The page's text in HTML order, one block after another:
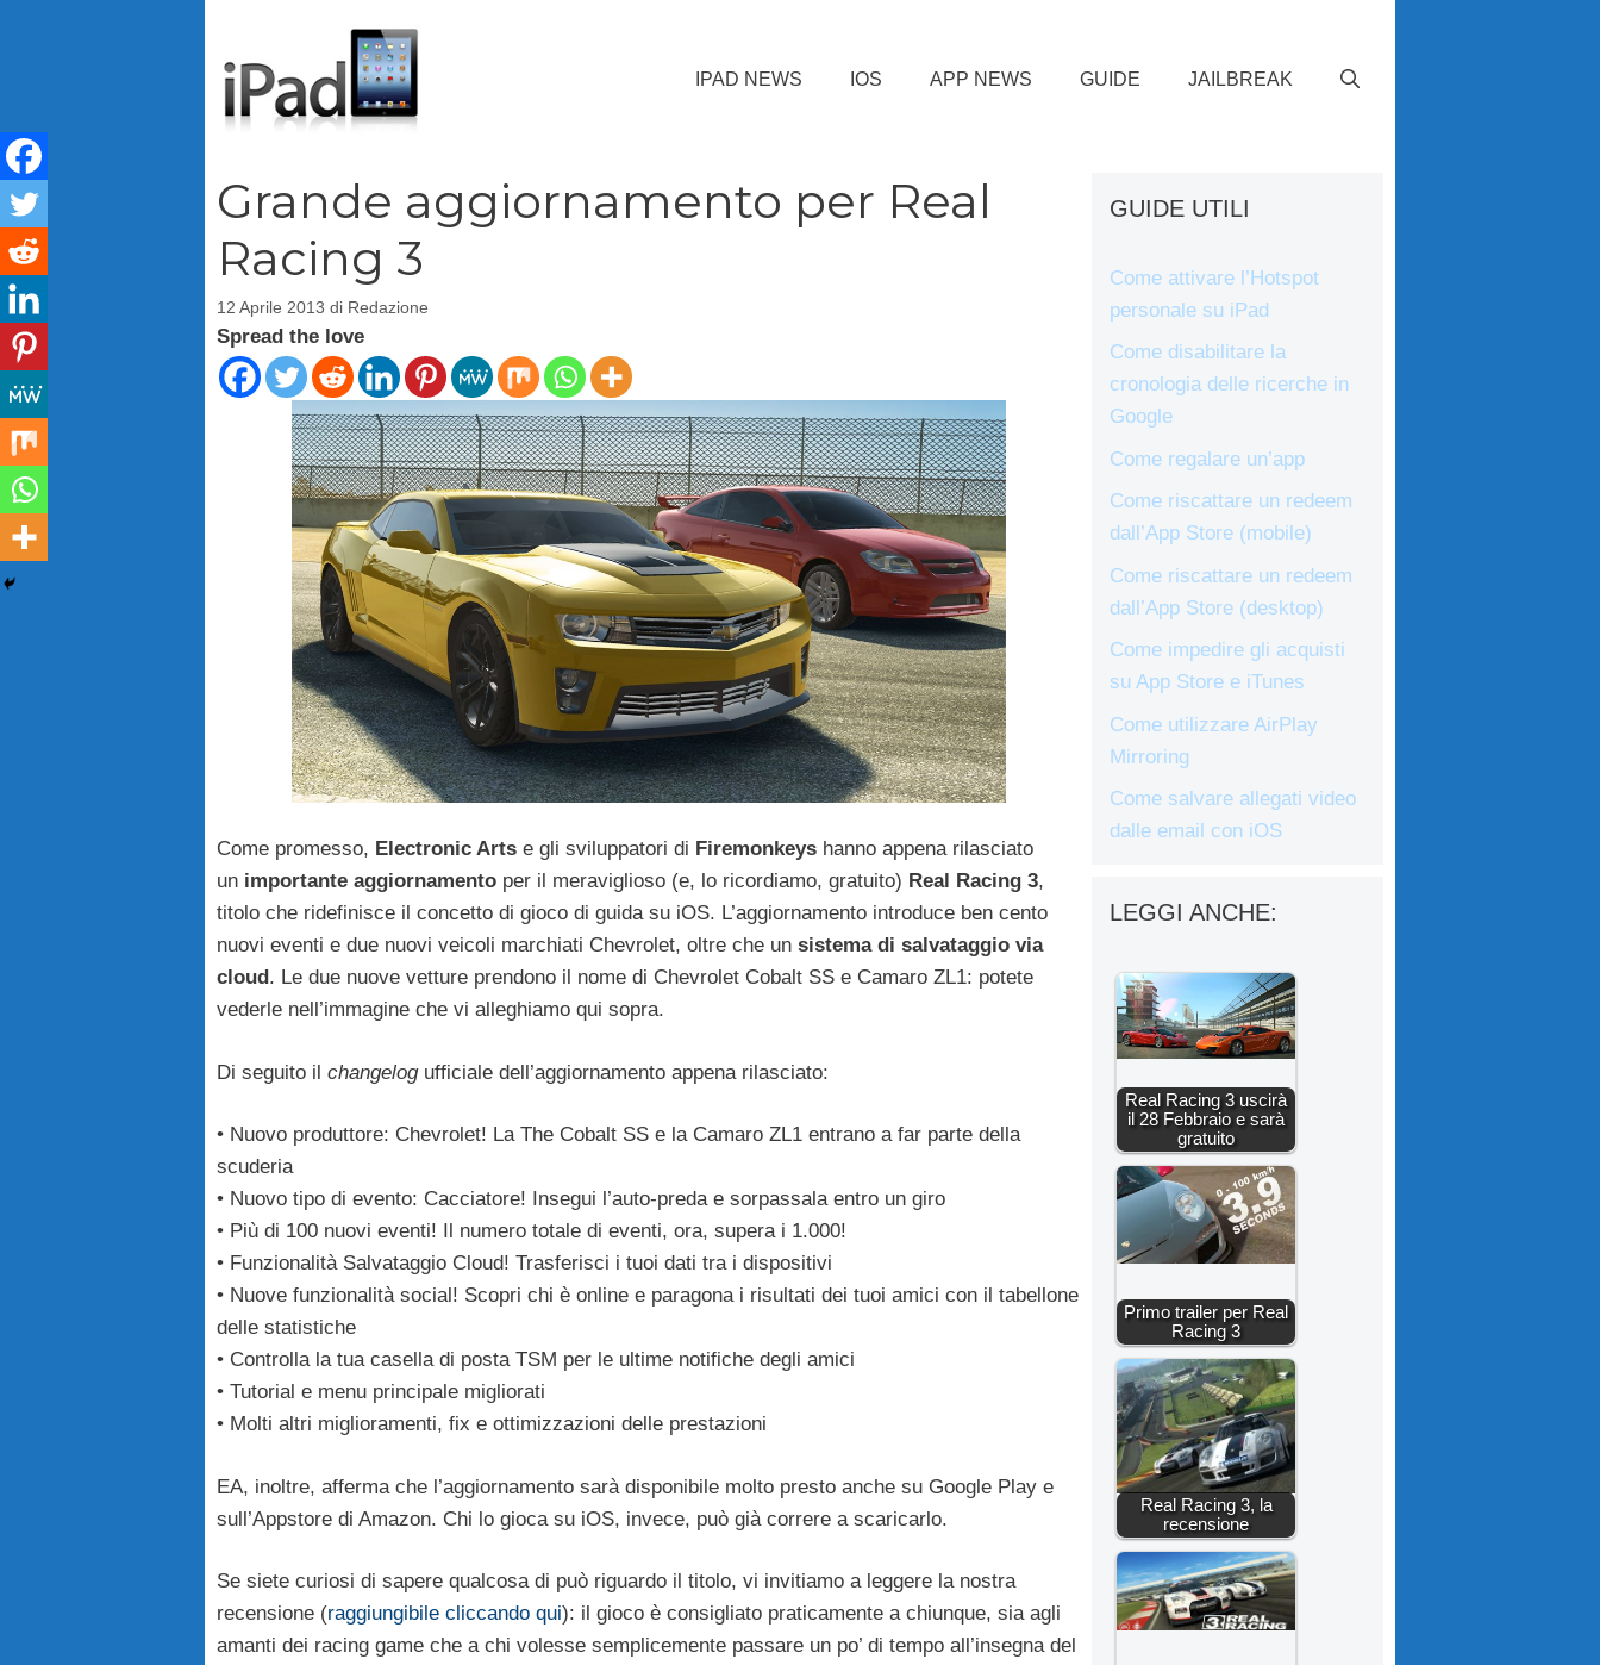
IPAD NEWS IOS APP NEWS GUIDE JAILBREAK
Grande aggiornamento per Real
Racing 3
12 Aprile 2013 di Redazione
Spread the love
Come promesso, Electronic Arts e gli sviluppatori di Firemonkeys hanno appena rilasciato
un importante aggiornamento per il meraviglioso (e, lo ricordiamo, gratuito) Real Racing 3,
titolo che ridefinisce il concetto di gioco di guida su iOS. L’aggiornamento introduce ben cento
nuovi eventi e due nuovi veicoli marchiati Chevrolet, oltre che un sistema di salvataggio via
cloud . Le due nuove vetture prendono il nome di Chevrolet Cobalt SS e Camaro ZL1: potete
vederle nell’immagine che vi alleghiamo qui sopra.
Di seguito il changelogufficiale dell’aggiornamento appena rilasciato:
• Nuovo produttore: Chevrolet! La The Cobalt SS e la Camaro ZL1 entrano a far parte della
scuderia
• Nuovo tipo di evento: Cacciatore! Insegui l’auto-preda e sorpassala entro un giro
• Più di 100 nuovi eventi! Il numero totale di eventi, ora, supera i 1.000!
• Funzionalità Salvataggio Cloud! Trasferisci i tuoi dati tra i dispositivi
• Nuove funzionalità social! Scopri chi è online e paragona i risultati dei tuoi amici con il tabellone
delle statistiche
• Controlla la tua casella di posta TSM per le ultime notifiche degli amici
• Tutorial e menu principale migliorati
• Molti altri miglioramenti, fix e ottimizzazioni delle prestazioni
EA, inoltre, afferma che l’aggiornamento sarà disponibile molto presto anche su Google Play e
sull’Appstore di Amazon. Chi lo gioca su iOS, invece, può già correre a scaricarlo.
Se siete curiosi di sapere qualcosa di può riguardo il titolo, vi invitiamo a leggere la nostra
recensione (raggiungibile cliccando qui): il gioco è consigliato praticamente a chiunque, sia agli
amanti dei racing game che a chi volesse semplicemente passare un po’ di tempo all’insegna del
GUIDE UTILI
Come attivare l’Hotspot
personale su iPad
Come disabilitare la
cronologia delle ricerche in
Google
Come regalare un’app
Come riscattare un redeem
dall’App Store (mobile)
Come riscattare un redeem
dall’App Store (desktop)
Come impedire gli acquisti
su App Store e iTunes
Come utilizzare AirPlay
Mirroring
Come salvare allegati video
dalle email con iOS
LEGGI ANCHE:
Real Racing 3 uscirà
il 28 Febbraio e sarà
gratuito
Primo trailer per Real
Racing 3
Real Racing 3, la
recensione